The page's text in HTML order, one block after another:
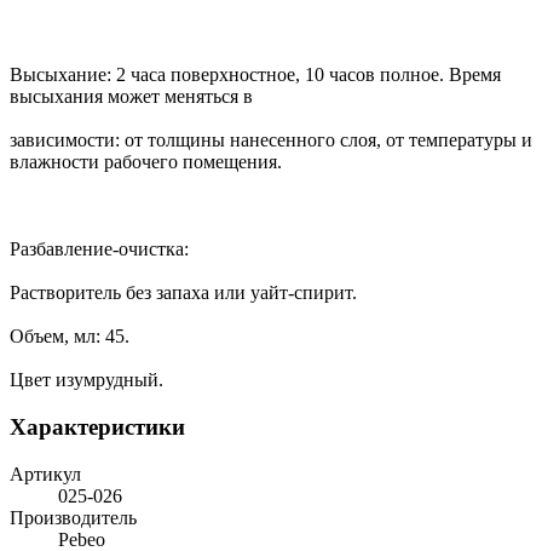
Высыхание: 2 часа поверхностное, 10 часов полное. Время
высыхания может меняться в
зависимости: от толщины нанесенного слоя, от температуры и
влажности рабочего помещения.
Разбавление-очистка:
Растворитель без запаха или уайт-спирит.
Объем, мл: 45.
Цвет изумрудный.
Характеристики
Артикул
025-026
Производитель
Pebeo